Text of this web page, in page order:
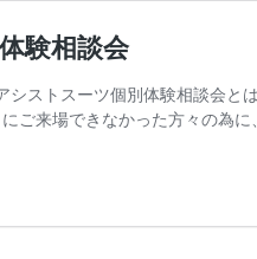
験相談会
シストスーツ個別体験相談会
ご来場できなかった方々の為